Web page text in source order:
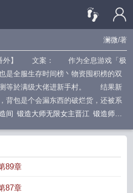
澜微/著
+番外】 文案： 作为全息游戏「极
是全服生存时间榜丶物资囤积榜的双
测等於满级大佬进新手村。 结果新
背包是个会漏东西的破烂货，还被系
间 锻造大师无限女主晋江 锻造师打
锻造大师在线观看
89章
87章